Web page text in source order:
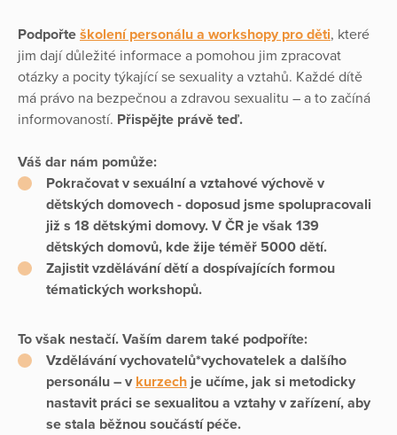
Podpořte školení personálu a workshopy pro děti, které
jim dají důležité informace a pomohou jim zpracovat
otázky a pocity týkající se sexuality a vztahů. Každé dítě
má právo na bezpečnou a zdravou sexualitu – a to začíná
informovaností. Přispějte právě teď.
Váš dar nám pomůže:
Pokračovat v sexuální a vztahové výchově v
dětských domovech - doposud jsme spolupracovali
již s 18 dětskými domovy. V ČR je však 139
dětských domovů, kde žije téměř 5000 dětí.
Zajistit vzdělávání dětí a dospívajících formou
tématických workshopů.
To však nestačí. Vaším darem také podpoříte:
Vzdělávání vychovatelů*vychovatelek a dalšího
personálu – v kurzech je učíme, jak si metodicky
nastavit práci se sexualitou a vztahy v zařízení, aby
se stala běžnou součástí péče.